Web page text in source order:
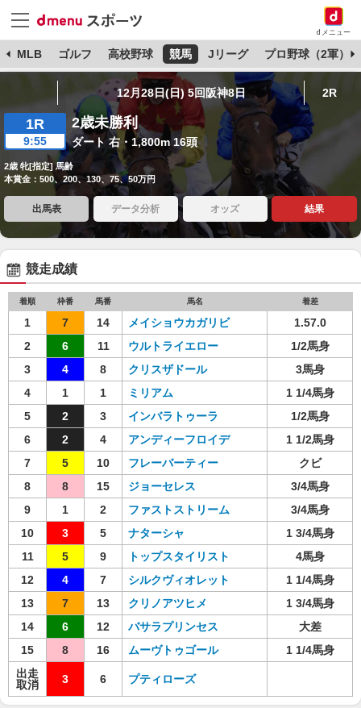
dメニュー
MLB ゴルフ 高校野球 競馬 Jリーグ プロ野球（2軍）
12月28日(日) 5回阪神8日 2R
1R
9:55
2歳未勝利
ダート 右・1,800m 16頭
2歳 牝[指定] 馬齢
本賞金：500、200、130、75、50万円
出馬表 データ分析 オッズ 結果
競走成績
着順 枠番 馬番 馬名 着差
1 7 14 メイショウカガリビ
1.57.0
2
6 11 ウルトライエロー
1/2馬身
3
4 8 クリスザドール
3馬身
4
1 1 ミリアム
1 1/4馬身
5
2 3 インバラトゥーラ
1/2馬身
6
2 4 アンディーフロイデ
1 1/2馬身
7
5 10 フレーバーティー
クビ
8
8 15 ジョーセレス
3/4馬身
9
1 2 ファストストリーム
3/4馬身
10
3 5 ナターシャ
1 3/4馬身
11
5 9 トップスタイリスト
4馬身
12
4 7 シルクヴィオレット
1 1/4馬身
13
7 13 クリノアツヒメ
1 3/4馬身
14
6 12 バサラプリンセス
大差
15
8 16 ムーヴトゥゴール
1 1/4馬身
出走
取消
3 6 プティローズ